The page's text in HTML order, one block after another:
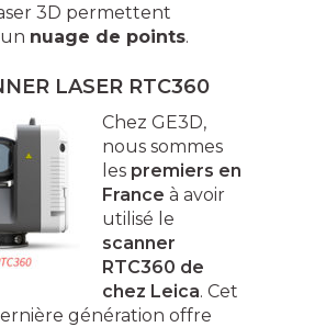
3D permettent
nuage de points.
LASER RTC360
Chez GE3D,
nous sommes
les premiers en
France à avoir
utilisé le
scanner
RTC360 de
chez Leica. Cet
génération offre